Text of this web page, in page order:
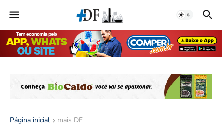
Página inicial mais DF